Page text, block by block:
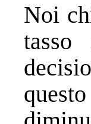
Noi